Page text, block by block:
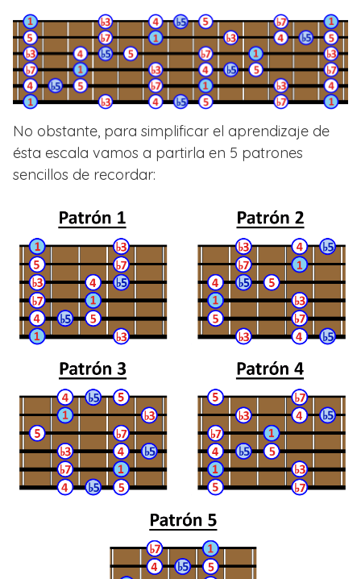
No obstante, para simplificar el aprendizaje de
ésta escala vamos a partirla en 5 patrones
sencillos de recordar: